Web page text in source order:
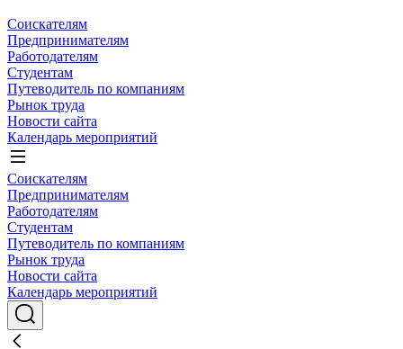
Соискателям
Предпринимателям
Работодателям
Студентам
Путеводитель по компаниям
Рынок труда
Новости сайта
Календарь мероприятий
Соискателям
Предпринимателям
Работодателям
Студентам
Путеводитель по компаниям
Рынок труда
Новости сайта
Календарь мероприятий